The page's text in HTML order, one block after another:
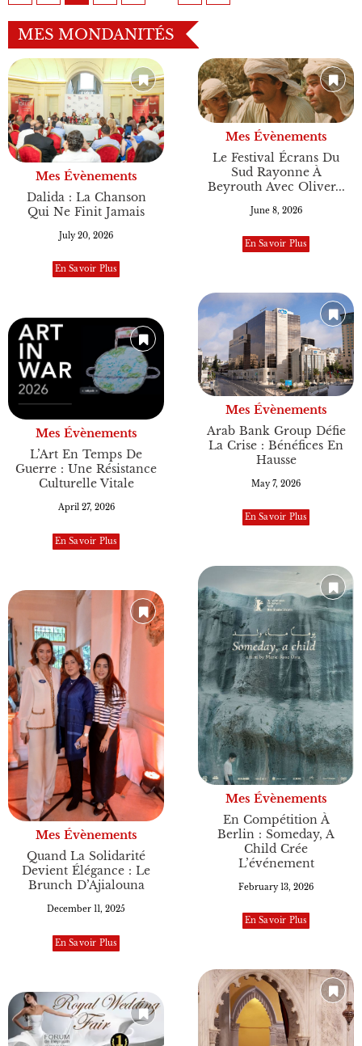
MES MONDANITÉS
Mes Évènements
Dalida : La Chanson
Qui Ne Finit Jamais
July 20, 2026
En Savoir Plus
Mes Évènements
Le Festival Écrans Du
Sud Rayonne À
Beyrouth Avec Oliver...
June 8, 2026
En Savoir Plus
Mes Évènements
Arab Bank Group Défie
La Crise : Bénéfices En
Hausse
May 7, 2026
En Savoir Plus
Mes Évènements
L’Art En Temps De
Guerre : Une Résistance
Culturelle Vitale
April 27, 2026
En Savoir Plus
Mes Évènements
En Compétition À
Berlin : Someday, A
Child Crée
L’événement
February 13, 2026
En Savoir Plus
Mes Évènements
Quand La Solidarité
Devient Élégance : Le
Brunch D’Ajialouna
December 11, 2025
En Savoir Plus